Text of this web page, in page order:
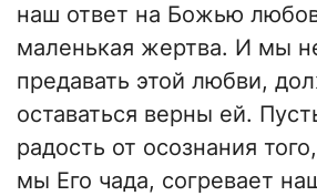
наш ответ на Божью
маленькая жертва. И мы
предавать этой любви,
оставаться верны ей.
радость от осознания
мы Его чада, согревает